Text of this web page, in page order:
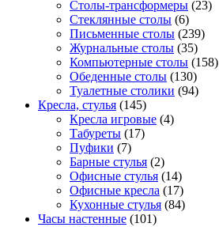
Столы-трансформеры (23)
Стеклянные столы (6)
Письменные столы (239)
Журнальные столы (35)
Компьютерные столы (158)
Обеденные столы (130)
Туалетные столики (94)
Кресла, стулья (145)
Кресла игровые (4)
Табуреты (17)
Пуфики (7)
Барные стулья (2)
Офисные стулья (14)
Офисные кресла (17)
Кухонные стулья (84)
Часы настенные (101)